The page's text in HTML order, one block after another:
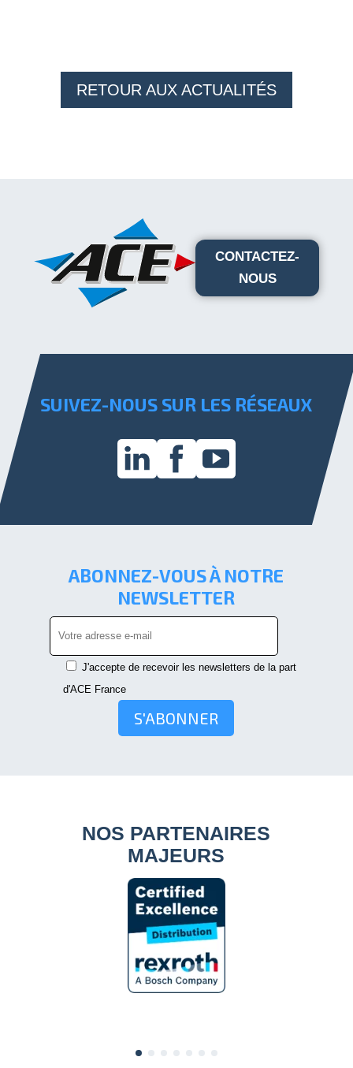
RETOUR AUX ACTUALITÉS
CONTACTEZ-
NOUS
SUIVEZ-NOUS SUR LES RÉSEAUX
ABONNEZ-VOUS À NOTRE
NEWSLETTER
J'accepte de recevoir les newsletters de la part
d'ACE France
S'ABONNER
NOS PARTENAIRES
MAJEURS